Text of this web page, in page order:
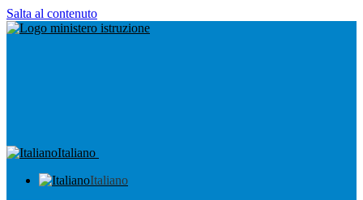
Salta al contenuto
Italiano
Italiano